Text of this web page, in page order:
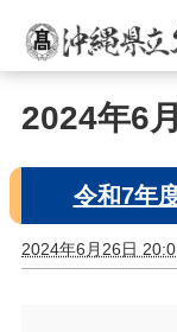
2024年6
令和7年
2024年6月26日